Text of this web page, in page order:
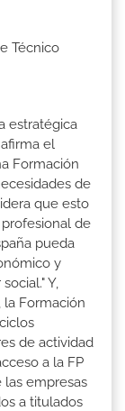
Técnico
estratégica
el
Formación
de
que esto
de
pueda
y
Y,
Formación
de actividad
a la FP
empresas
a titulados